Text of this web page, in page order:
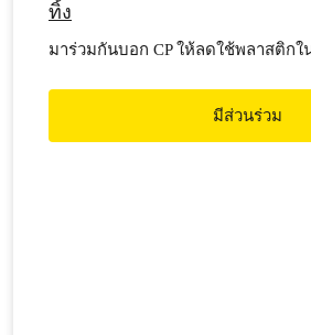
ทิ้ง
มาร่วมกันบอก CP ให้ลดใช้พลาสติก
มีส่วนร่วม